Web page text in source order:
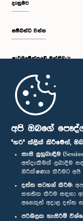
අපි ඔබගේ
"හරි" ක්ලික් කිරීමෙන්,
සැසි ලුහුබැඳීම
අත්දැකීමක් ලබාදීම
නිරීක්ෂණය කිරීමට අපි
දත්ත සටහන් කිරීම:
සහතික කිරීම සඳහා
අනෙකුත් අදාළ දත්ත
පරිශීලක හැසිරීම්
දැනුමට
සම්බන්ධ වන්න
පාර්ලි‌මේන්තුවේ මන්ත්‍රීවරු
මුල් පිටුව
පාර්ලිමේන්තු ජංගම යෙදුම
අප හා සම්බන්ධ වී
සම්මාන